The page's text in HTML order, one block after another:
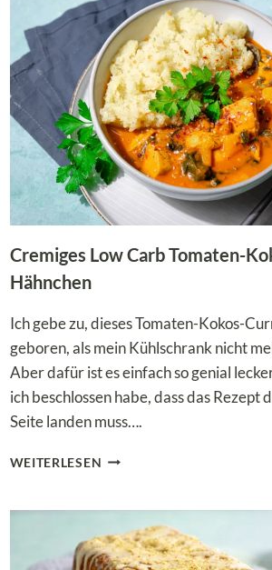
SUPPE
Cremiges Low Carb Tomaten-
Hähnchen
Ich gebe zu, dieses Tomaten-Kokos-
geboren, als mein Kühlschrank nicht
Aber dafür ist es einfach so genial
ich beschlossen habe, dass das Rezept
Seite landen muss….
WEITERLESEN CREMIGES
TOMATEN-
KOKOS-
CURRY